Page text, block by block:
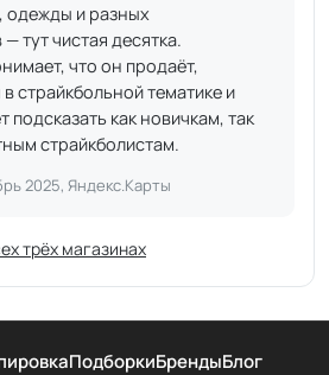
одежды и разных
тут чистая десятка.
что он продаёт,
страйкбольной тематике и
подсказать как новичкам, так
страйкболистам.
2025, Яндекс.Карты
трёх магазинах
ПодборкиБрендыБлог